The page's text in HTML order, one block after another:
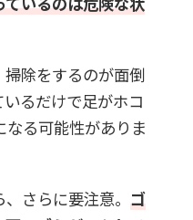
相談に乗ってくれ
りを依頼する
除をするのが面倒
るだけで足がホコ
なる可能性がありま
さらに要注意。 ゴ